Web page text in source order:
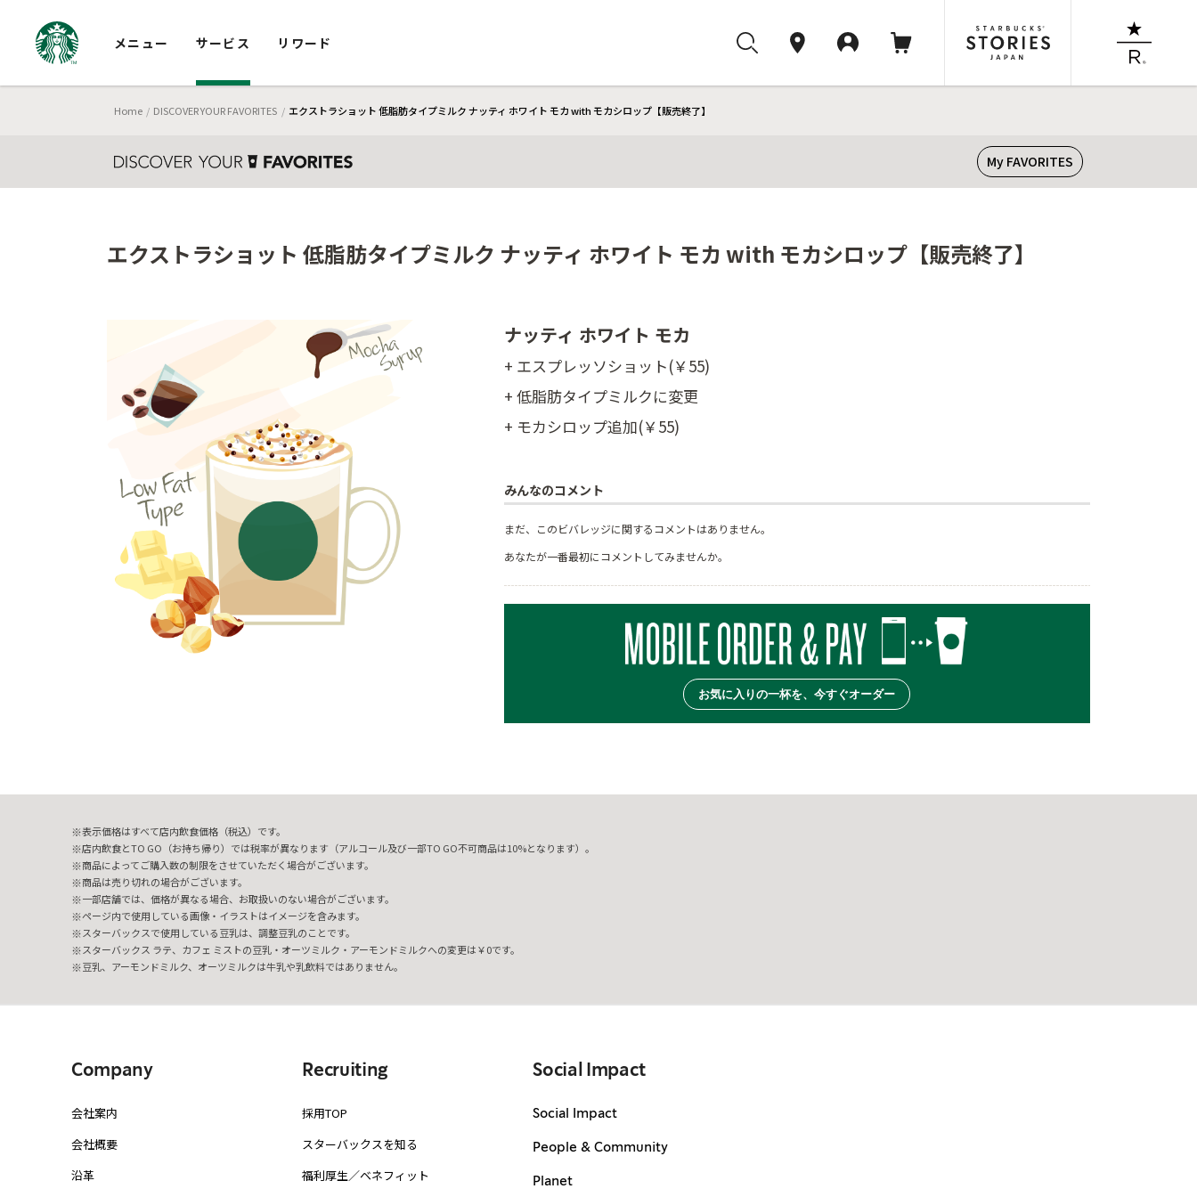
メニュー サービス リワード
Home DISCOVER YOUR FAVORITES エクストラショット 低脂肪タイプミルク ナッティ ホワイト モカ with モカシロップ【販売終了】
My FAVORITES
エクストラショット 低脂肪タイプミルク ナッティ ホワイト モカ with モカシロップ【販売終了】
ナッティ ホワイト モカ
+ エスプレッソショット(￥55)
+ 低脂肪タイプミルクに変更
+ モカシロップ追加(￥55)
みんなのコメント
まだ、このビバレッジに関するコメントはありません。
あなたが一番最初にコメントしてみませんか。
お気に入りの一杯を、今すぐオーダー
表示価格はすべて店内飲食価格（税込）です。
店内飲食とTO GO（お持ち帰り）では税率が異なります（アルコール及び一部TO GO不可商品は10%となります）。
商品によってご購入数の制限をさせていただく場合がございます。
商品は売り切れの場合がございます。
一部店舗では、価格が異なる場合、お取扱いのない場合がございます。
ページ内で使用している画像・イラストはイメージを含みます。
スターバックスで使用している豆乳は、調整豆乳のことです。
スターバックス ラテ、カフェ ミストの豆乳・オーツミルク・アーモンドミルクへの変更は￥0です。
豆乳、アーモンドミルク、オーツミルクは牛乳や乳飲料ではありません。
Company
会社案内
会社概要
沿革
Recruiting
採用TOP
スターバックスを知る
福利厚生／ベネフィット
Social Impact
Social Impact
People & Community
Planet